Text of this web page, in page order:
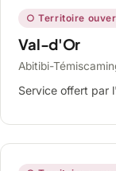
○ Territoire
Val-d'Or
Abitibi-
Service offert par